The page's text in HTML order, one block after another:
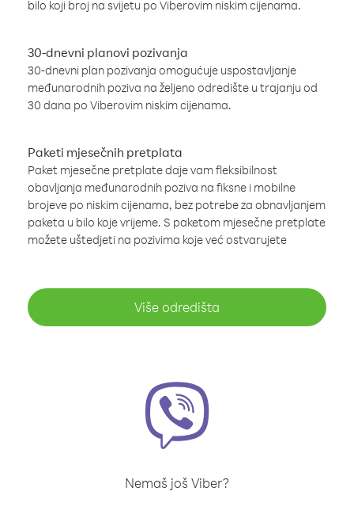
bilo koji broj na svijetu po Viberovim niskim cijenama.
30-dnevni planovi pozivanja
30-dnevni plan pozivanja omogućuje uspostavljanje
međunarodnih poziva na željeno odredište u trajanju od
30 dana po Viberovim niskim cijenama.
Paketi mjesečnih pretplata
Paket mjesečne pretplate daje vam fleksibilnost
obavljanja međunarodnih poziva na fiksne i mobilne
brojeve po niskim cijenama, bez potrebe za obnavljanjem
paketa u bilo koje vrijeme. S paketom mjesečne pretplate
možete uštedjeti na pozivima koje već ostvarujete
Više odredišta
Nemaš još Viber?